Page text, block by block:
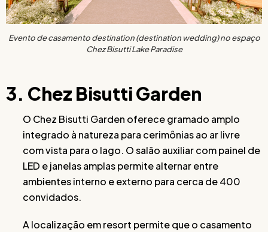
Evento de casamento destination (destination wedding) no espaço
Chez Bisutti Lake Paradise
3. Chez Bisutti Garden
O Chez Bisutti Garden oferece gramado amplo
integrado à natureza para cerimônias ao ar livre
com vista para o lago. O salão auxiliar com painel de
LED e janelas amplas permite alternar entre
ambientes interno e externo para cerca de 400
convidados.
A localização em resort permite que o casamento